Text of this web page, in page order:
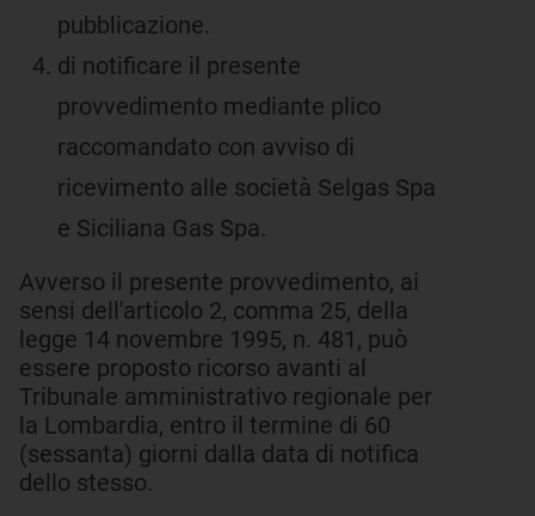
pubblicazione.
di notificare il presente
provvedimento mediante plico
raccomandato con avviso di
ricevimento alle società Selgas Spa
e Siciliana Gas Spa.
Avverso il presente provvedimento, ai
sensi dell'articolo 2, comma 25, della
legge 14 novembre 1995, n. 481, può
essere proposto ricorso avanti al
Tribunale amministrativo regionale per
la Lombardia, entro il termine di 60
(sessanta) giorni dalla data di notifica
dello stesso.